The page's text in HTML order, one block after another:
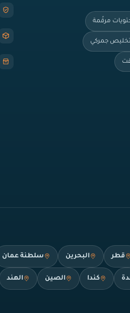
مرقّمة
تخليص جمركي
قطر البحرين سلطنة عمان
كندا الصين الهند